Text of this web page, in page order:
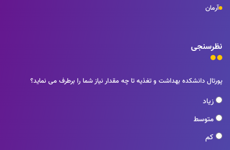
آرمان
نظرسنجی
پورتال دانشکده بهداشت و تغذیه تا چه مقدار نیاز شما را برطرف می نماید؟
زیاد
متوسط
کم